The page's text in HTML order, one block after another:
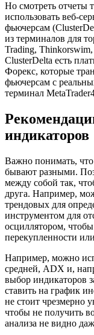
Но смотреть отчеты
использовать веб-
фьючерсам
из терминалов для
Trading,
ClusterDelta есть
Форекс, которые
фьючерсам с
терминал
индикаторов
Важно понимать,
бывают разными.
между собой так,
друга. Например,
трендовых для
инструментом для
осциллятором, чтобы
перекупленности
Например, можно
средней, ADX и,
выбор индикаторов
ставить на график
не стоит чрезмерно
чтобы не получить
анализа не видно